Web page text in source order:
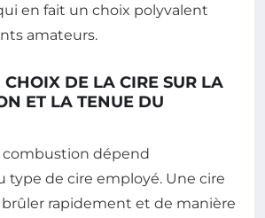
en fait un choix polyvalent
amateurs.
DE LA CIRE SUR LA
ET LA TENUE DU
combustion dépend
type de cire employé. Une cire
rapidement et de manière